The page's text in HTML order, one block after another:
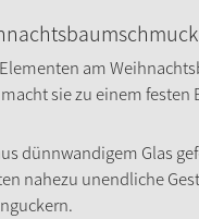
am
sie zu einem
dünnwandigem Glas
nahezu unendliche